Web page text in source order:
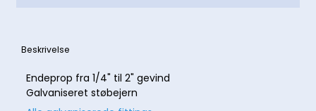
Beskrivelse
Endeprop fra 1/4" til 2" gevind
Galvaniseret støbejern